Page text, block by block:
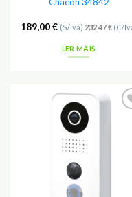
Chacon 34842
189,00€ (S/Iva) 232,47€(C/
LER MAIS